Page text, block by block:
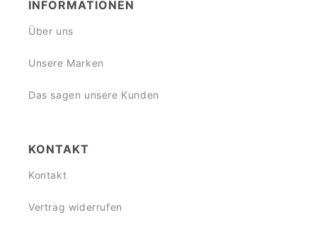
INFORMATIONEN
Über uns
Unsere Marken
Das sagen unsere Kunden
KONTAKT
Kontakt
Vertrag widerrufen